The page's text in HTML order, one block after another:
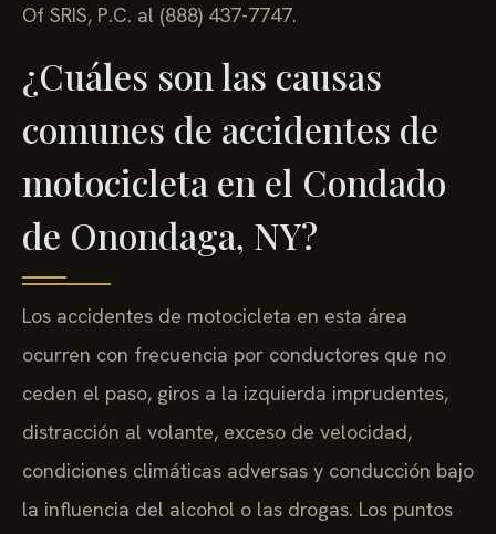
Of SRIS, P.C. al (888) 437-7747.
¿Cuáles son las causas
comunes de accidentes de
motocicleta en el Condado
de Onondaga, NY?
Los accidentes de motocicleta en esta área
ocurren con frecuencia por conductores que no
ceden el paso, giros a la izquierda imprudentes,
distracción al volante, exceso de velocidad,
condiciones climáticas adversas y conducción bajo
la influencia del alcohol o las drogas. Los puntos